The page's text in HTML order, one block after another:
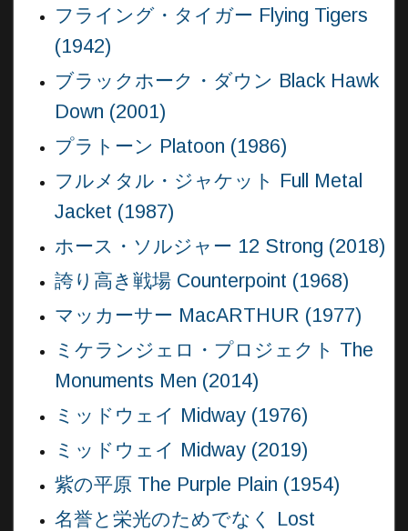
フライング・タイガー Flying Tigers
(1942)
ブラックホーク・ダウン Black Hawk
Down (2001)
プラトーン Platoon (1986)
フルメタル・ジャケット Full Metal
Jacket (1987)
ホース・ソルジャー 12 Strong (2018)
誇り高き戦場 Counterpoint (1968)
マッカーサー MacARTHUR (1977)
ミケランジェロ・プロジェクト The
Monuments Men (2014)
ミッドウェイ Midway (1976)
ミッドウェイ Midway (2019)
紫の平原 The Purple Plain (1954)
名誉と栄光のためでなく Lost